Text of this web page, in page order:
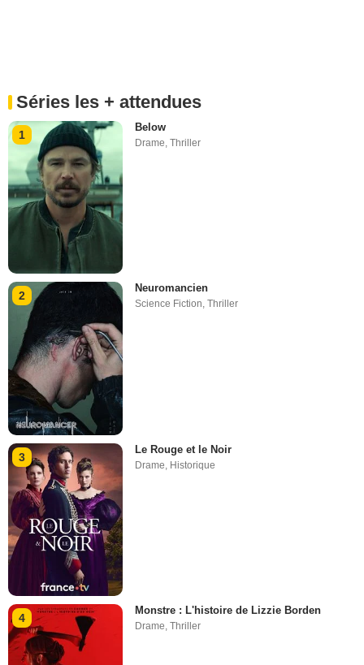
Séries les + attendues
1
Below
Drame,Thriller
2
Neuromancien
Science Fiction,Thriller
3
Le Rouge et le Noir
Drame Historique
4
Monstre : L'histoire de Lizzie Borden
Drame,Thriller